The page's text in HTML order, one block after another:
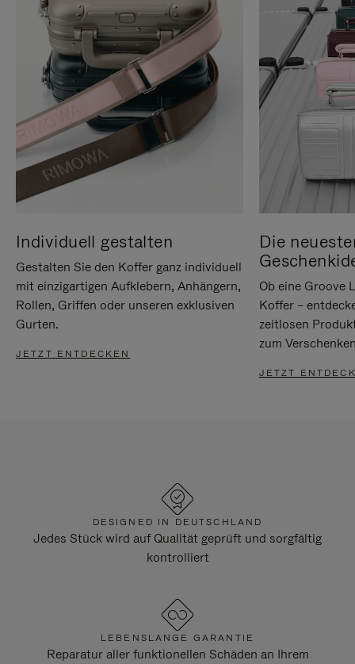
Individuell gestalten
Gestalten Sie den Koffer ganz individuell
mit einzigartigen Aufklebern, Anhängern,
Rollen, Griffen oder unseren exklusiven
Gurten.
JETZT ENTDECKEN
Die
Ob eine Groove
Koffer –
zeitlosen
zum
JETZT
DESIGNED IN DEUTSCHLAND
Jedes Stück wird auf Qualität geprüft und sorgfältig
kontrolliert
LEBENSLANGE GARANTIE
Reparatur aller funktionellen Schäden an Ihrem